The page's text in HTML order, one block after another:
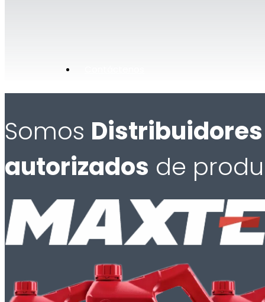
Somos Distribuidores
autorizados de